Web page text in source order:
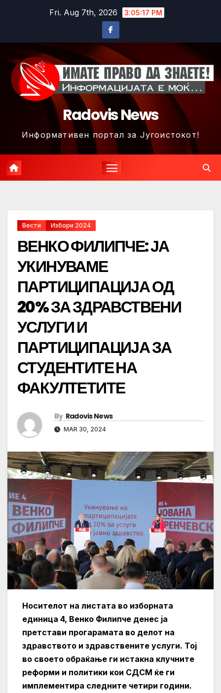
Fri. Aug 7th, 2026 3:05:20 PM
Radovis News
Информативен портал за Југоистокот!
Вести Избори 2024
ВЕНКО ФИЛИПЧЕ: ЈА
УКИНУВАМЕ
ПАРТИЦИПАЦИЈА ОД
20% ЗА ЗДРАВСТВЕНИ
УСЛУГИ И
ПАРТИЦИПАЦИЈА ЗА
СТУДЕНТИТЕ НА
ФАКУЛТЕТИТЕ
By Radovis News
MAR 30, 2024
Носителот на листата во изборната
единица 4, Венко Филипче денес ја
претстави прогарамата во делот на
здравството и здравствените услуги. Тој
во своето обраќање ги истакна клучните
реформи и политики кои СДСМ ќе ги
имплементира следните четири години.